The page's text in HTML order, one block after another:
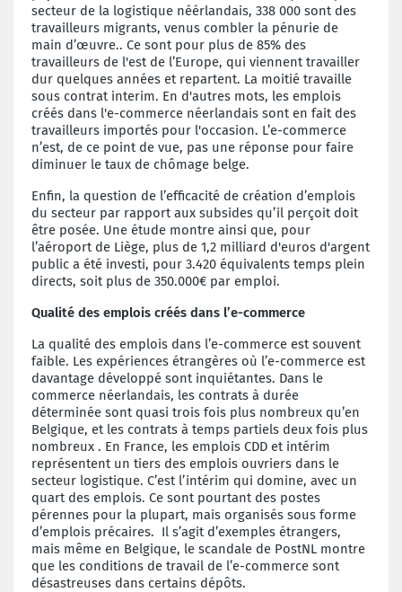
secteur de la logistique néérlandais, 338 000 sont des
travailleurs migrants, venus combler la pénurie de
main d’œuvre.. Ce sont pour plus de 85% des
travailleurs de l'est de l’Europe, qui viennent travailler
dur quelques années et repartent. La moitié travaille
sous contrat interim. En d'autres mots, les emplois
créés dans l'e-commerce néerlandais sont en fait des
travailleurs importés pour l'occasion. L’e-commerce
n’est, de ce point de vue, pas une réponse pour faire
diminuer le taux de chômage belge.
Enfin, la question de l’efficacité de création d’emplois
du secteur par rapport aux subsides qu’il perçoit doit
être posée. Une étude montre ainsi que, pour
l’aéroport de Liège, plus de 1,2 milliard d'euros d'argent
public a été investi, pour 3.420 équivalents temps plein
directs, soit plus de 350.000€ par emploi.
Qualité des emplois créés dans l’e-commerce
La qualité des emplois dans l’e-commerce est souvent
faible. Les expériences étrangères où l’e-commerce est
davantage développé sont inquiétantes. Dans le
commerce néerlandais, les contrats à durée
déterminée sont quasi trois fois plus nombreux qu’en
Belgique, et les contrats à temps partiels deux fois plus
nombreux . En France, les emplois CDD et intérim
représentent un tiers des emplois ouvriers dans le
secteur logistique. C’est l’intérim qui domine, avec un
quart des emplois. Ce sont pourtant des postes
pérennes pour la plupart, mais organisés sous forme
d’emplois précaires. Il s’agit d’exemples étrangers,
mais même en Belgique, le scandale de PostNL montre
que les conditions de travail de l’e-commerce sont
désastreuses dans certains dépôts.